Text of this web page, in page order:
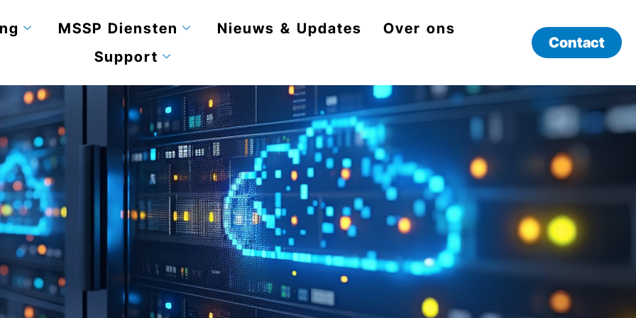
MSSP Diensten Nieuws & Updates
Over ons
Support
Contact